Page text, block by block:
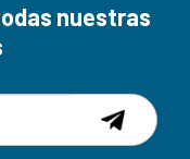
nuestras